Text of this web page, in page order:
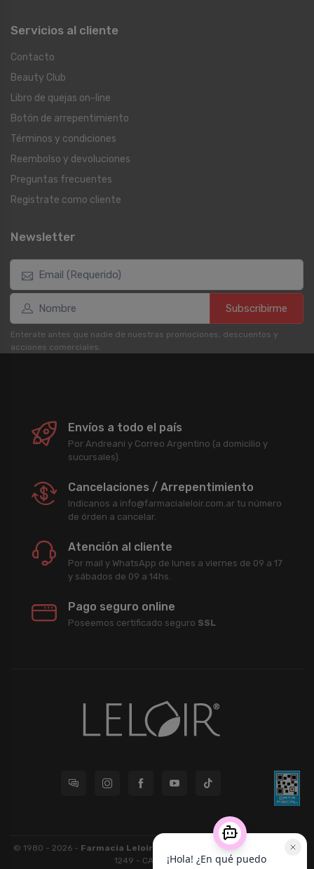
Servicios al cliente
Contacto
Beauty Club
Libro de quejas on-line
Botón de arrepentimiento
Términos y condiciones
Reembolso y devoluciones
Preguntas frecuentes
Registrate como cliente
Newsletter
Subscribirme
Enterate antes que nadie de nuestras promociones, descuentos y
acciones comerciales.
Envíos a todo el país
Por Andreani y Correo Argentino (a domicilio y
sucursales).
Cancelaciones / Arrepentimiento
Indicanos a info@farmacialeloir.com.ar tu número
de órden a cancelar.
Atención al cliente
Por mail y WhatsApp de lunes a viernes de 09 a 17
y sábados de 09 a 14hs.
Pago seguro online
Poseemos certificado seguro SSL
© 1980 - 2026 - Farmacia Leloir S.R.L.
| CUIT 33609220789 - Larrea
1249 - CABA - CP 1117